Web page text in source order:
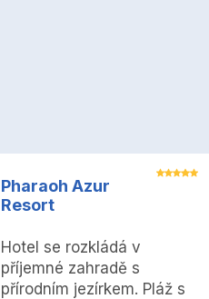
Pharaoh Azur
Resort
Hotel se rozkládá v
příjemné zahradě s
přírodním jezírkem. Pláž s